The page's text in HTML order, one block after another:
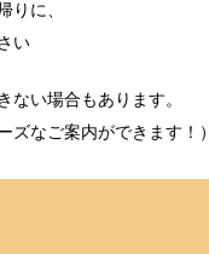
りに、
い
い場合もあります。
ズなご案内ができます！）